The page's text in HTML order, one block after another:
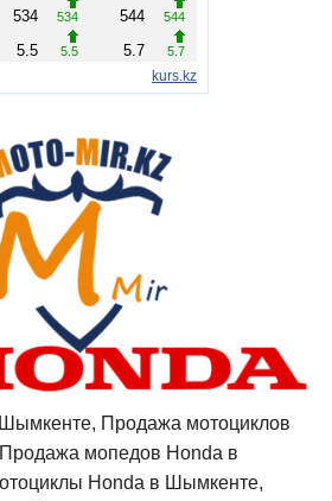
Продажа мотоциклов
мопедов Honda в
Honda в Шымкенте,